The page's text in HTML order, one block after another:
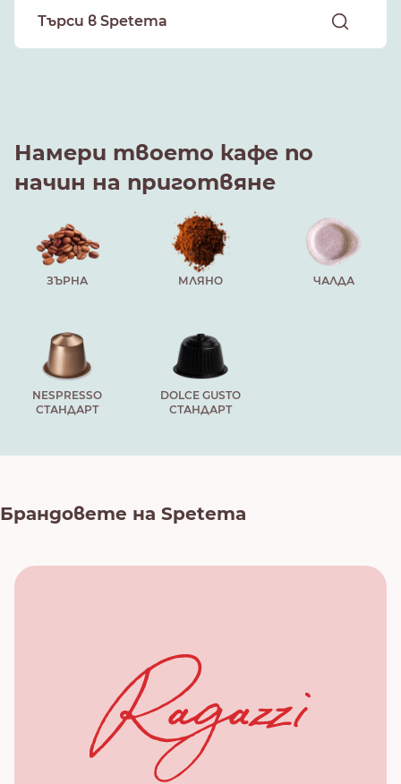
Намери твоето кафе по
начин на приготвяне
ЗЪРНА МЛЯНО ЧАЛДА
NESPRESSO
СТАНДАРТ
DOLCE GUSTO
СТАНДАРТ
Брандовете на Spetema